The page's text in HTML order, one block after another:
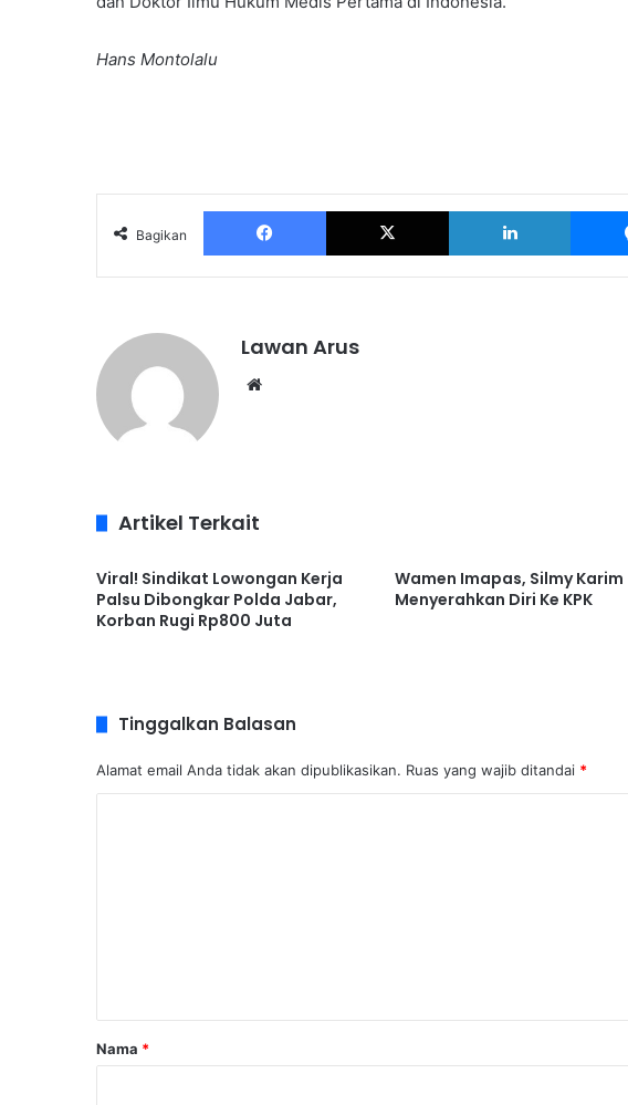
Hans Montolalu
Bagikan
Facebook X LinkedIn
Lawan Arus
Artikel Terkait
Viral! Sindikat Lowongan Kerja
Palsu Dibongkar Polda Jabar,
Korban Rugi Rp800 Juta
Wamen Imapas, Silmy Karim
Menyerahkan Diri Ke KPK
Tinggalkan Balasan
Alamat email Anda tidak akan dipublikasikan. Ruas yang wajib ditandai *
rNama *